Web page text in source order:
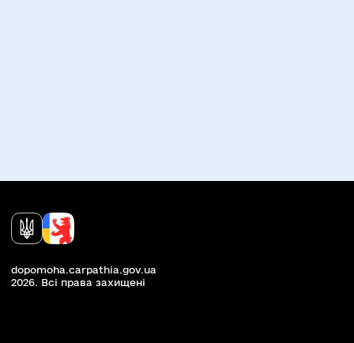
dopomoha.carpathia.gov.ua
2026. Всi права захищенi